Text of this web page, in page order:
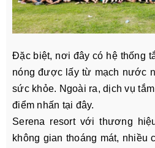
Đặc biệt, nơi đây có hệ thống
nóng được lấy từ mạch nước
sức khỏe. Ngoài ra, dịch vụ
điểm nhấn tại đây.
Serena resort với thương
không gian thoáng mát, nhiều